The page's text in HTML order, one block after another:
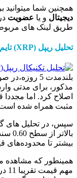
میتوانید برای
یاعضویتدرکانال
های مربوطه به
(XRP) تایم فریم 5 روز
بلندمدت 5 روزه،در
شده است.
های گذشته
بالاتر از سطح
قیمتی 0.70 سنت در نظر گرفته می‌شود.
مشاهده میکنید، با
مهم قیمت